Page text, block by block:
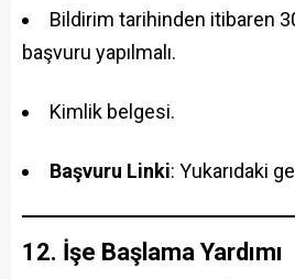
Bildirim tarihinden itibaren
başvuru yapılmalı.
Kimlik belgesi.
Başvuru Linki: Yukarıdaki
12. İşe Başlama Yardımı